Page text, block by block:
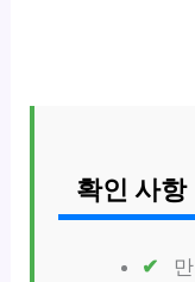
확인 사항
만